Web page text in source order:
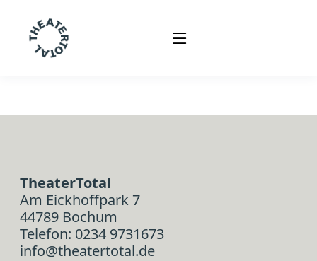
TheaterTotal
Am Eickhoffpark 7
44789 Bochum
Telefon: 0234 9731673
info@theatertotal.de